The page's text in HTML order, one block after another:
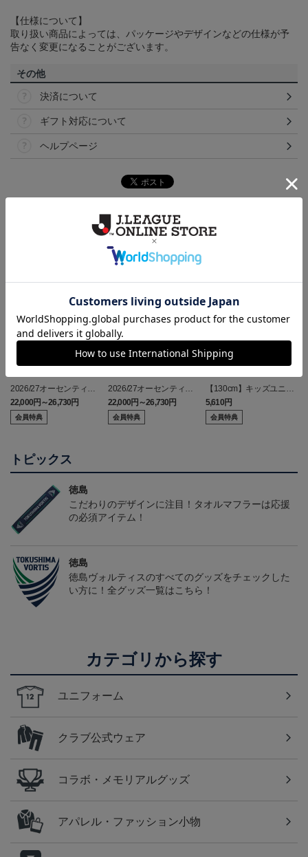
【仕様について】
取り扱い商品によっては、パッケージやデザインなどの仕様が予
告なく変更になることがございます。
その他
決済について
ギフト対応について
ヘルプページ
2026/27オーセンティッ
クユニフォーム(FP1st/半
袖)
22,000円～26,730円
会員特典
2026/27オーセンティッ
クユニフォーム(FP2nd/半
袖）
22,000円～26,730円
会員特典
NEW
【130cm】キッズユニフ
ォーム
5,610円
会員特典
トピックス
徳島
こだわりのデザインに注目！タオルマフラーは応援
の必須アイテム！
徳島
徳島ヴォルティスのすべてのグッズをチェックした
い方に！全グッズ一覧はこちら！
カテゴリから探す
ユニフォーム
クラブ公式ウェア
コラボ・メモリアルグッズ
アパレル・ファッション小物